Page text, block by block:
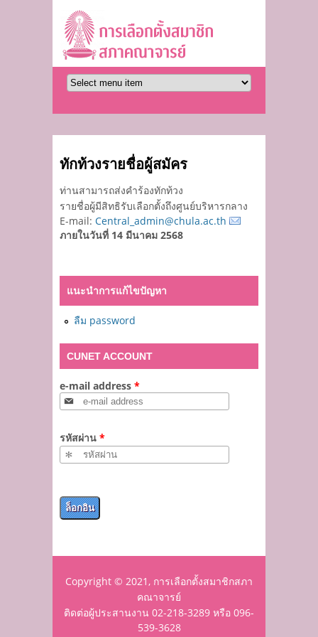
ทักท้วงรายชื่อผู้สมัคร
ท่านสามารถส่งคำร้องทักท้วง
รายชื่อผู้มีสิทธิรับเลือกตั้งถึงศูนย์บริหารกลาง
E-mail: Central_admin@chula.ac.th
ภายในวันที่ 14 มีนาคม 2568
แนะนำการแก้ไขปัญหา
ลืม password
CUNET ACCOUNT
e-mail address *
รหัสผ่าน *
Copyright © 2021, การเลือกตั้งสมาชิกสภา
คณาจารย์
ติดต่อผู้ประสานงาน 02-218-3289 หรือ 096-
539-3628